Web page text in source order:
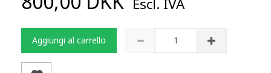
Aggiungi al carrello